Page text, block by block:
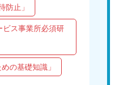
防止」
ス事業所必須研
の基礎知識」